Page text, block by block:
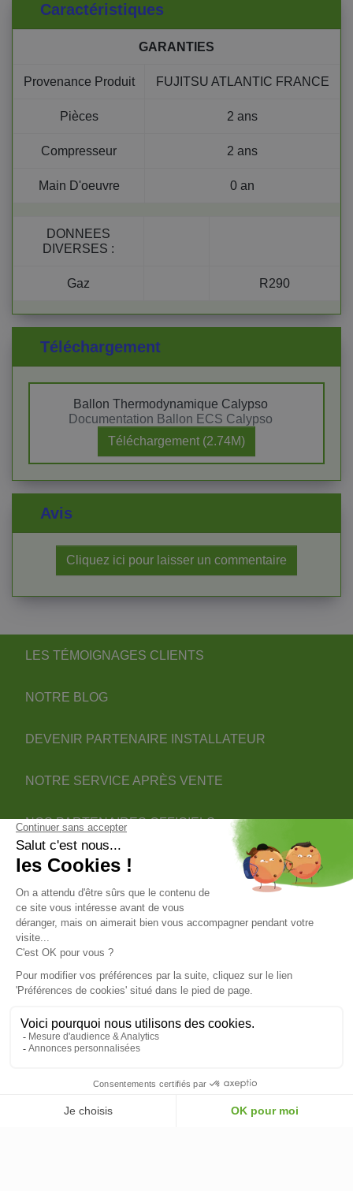
+ AJOUTER AU PANIER
1 949,00 € AJOUTER AU PANIER
Caractéristiques
GARANTIES
Provenance Produit FUJITSU ATLANTIC FRANCE
Pièces 2 ans
Compresseur 2 ans
Main D'oeuvre 0 an
DONNEES
DIVERSES :
Gaz R290
Téléchargement
Ballon Thermodynamique Calypso
Documentation Ballon ECS Calypso
Téléchargement (2.74M)
Avis
Cliquez ici pour laisser un commentaire
LES TÉMOIGNAGES CLIENTS
NOTRE BLOG
DEVENIR PARTENAIRE INSTALLATEUR
NOTRE SERVICE APRÈS VENTE
NOS PARTENAIRES OFFICIELS
INFORMATIONS
INFORMATIONS & CONDITIONS
VOTRE COMPTE
© 2026 - ClimOnline - Tous droits réservés